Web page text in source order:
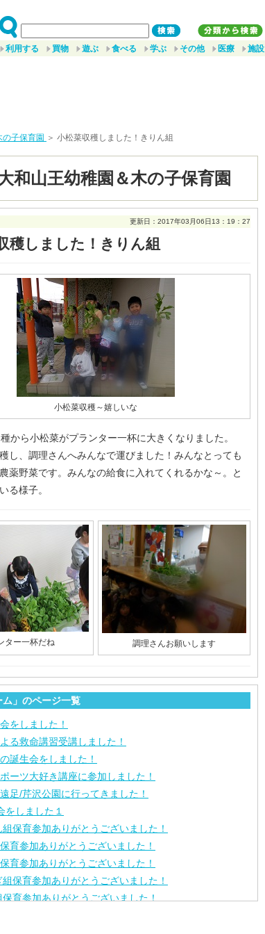
利用する 買物 遊ぶ 食べる 学ぶ その他 医療 施設
子保育園 ＞ 小松菜収穫しました！きりん組
山王幼稚園＆木の子保育園
更新日：2017年03月06日13：19：27
穫しました！きりん組
小松菜収穫～嬉しいな
から小松菜がプランター一杯に大きくなりました。
し、調理さんへみんなで運びました！みんなとっても
薬野菜です。みんなの給食に入れてくれるかな～。と
る様子。
ター一杯だね 調理さんお願いします
ム」のページ一覧
をしました！
る救命講習受講しました！
誕生会をしました！
ーツ大好き講座に参加しました！
足/芹沢公園に行ってきました！
をしました１
保育参加ありがとうございました！
育参加ありがとうございました！
育参加ありがとうございました！
保育参加ありがとうございました！
育参加ありがとうございました！